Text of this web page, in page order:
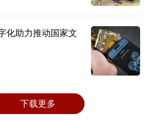
化助力推动国家文
下载更多